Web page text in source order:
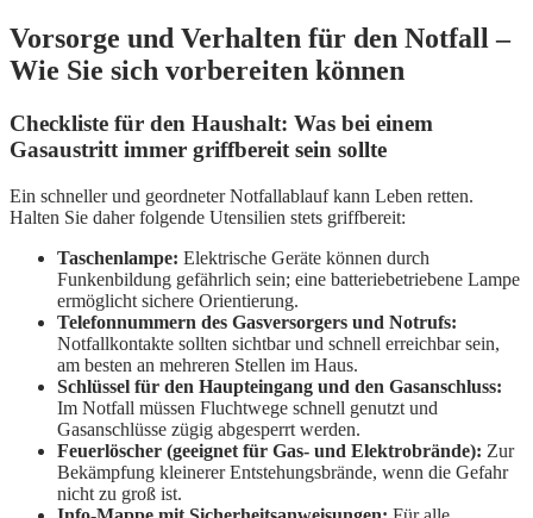
Vorsorge und Verhalten für den Notfall –
Wie Sie sich vorbereiten können
Checkliste für den Haushalt: Was bei einem
Gasaustritt immer griffbereit sein sollte
Ein schneller und geordneter Notfallablauf kann Leben retten.
Halten Sie daher folgende Utensilien stets griffbereit:
Taschenlampe: Elektrische Geräte können durch
Funkenbildung gefährlich sein; eine batteriebetriebene Lampe
ermöglicht sichere Orientierung.
Telefonnummern des Gasversorgers und Notrufs:
Notfallkontakte sollten sichtbar und schnell erreichbar sein,
am besten an mehreren Stellen im Haus.
Schlüssel für den Haupteingang und den Gasanschluss:
Im Notfall müssen Fluchtwege schnell genutzt und
Gasanschlüsse zügig abgesperrt werden.
Feuerlöscher (geeignet für Gas- und Elektrobrände): Zur
Bekämpfung kleinerer Entstehungsbrände, wenn die Gefahr
nicht zu groß ist.